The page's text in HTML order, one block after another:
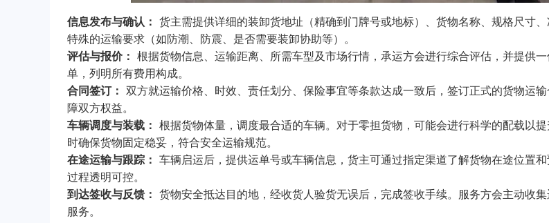
信息发布与确认： 货主需提供详细的装卸货地址（精确到门牌号或地标）、货物名称、规格尺寸
特殊的运输要求（如防潮、防震、是否需要装卸协助等）。
评估与报价： 根据货物信息、运输距离、所需车型及市场行情，承运方会进行综合评估，并提供
单，列明所有费用构成。
合同签订： 双方就运输价格、时效、责任划分、保险事宜等条款达成一致后，签订正式的货物运
障双方权益。
车辆调度与装载： 根据货物体量，调度最合适的车辆。对于零担货物，可能会进行科学的配载以
时确保货物固定稳妥，符合安全运输规范。
在途运输与跟踪： 车辆启运后，提供运单号或车辆信息，货主可通过指定渠道了解货物在途位置
过程透明可控。
到达签收与反馈： 货物安全抵达目的地，经收货人验货无误后，完成签收手续。服务方会主动收
服务。